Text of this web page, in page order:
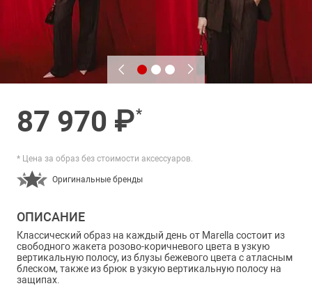
87 970 ₽*
* Цена за образ без стоимости аксессуаров.
Оригинальные бренды
ОПИСАНИЕ
Классический образ на каждый день от Marella состоит из
свободного жакета розово-коричневого цвета в узкую
вертикальную полосу, из блузы бежевого цвета с атласным
блеском, также из брюк в узкую вертикальную полосу на
защипах.